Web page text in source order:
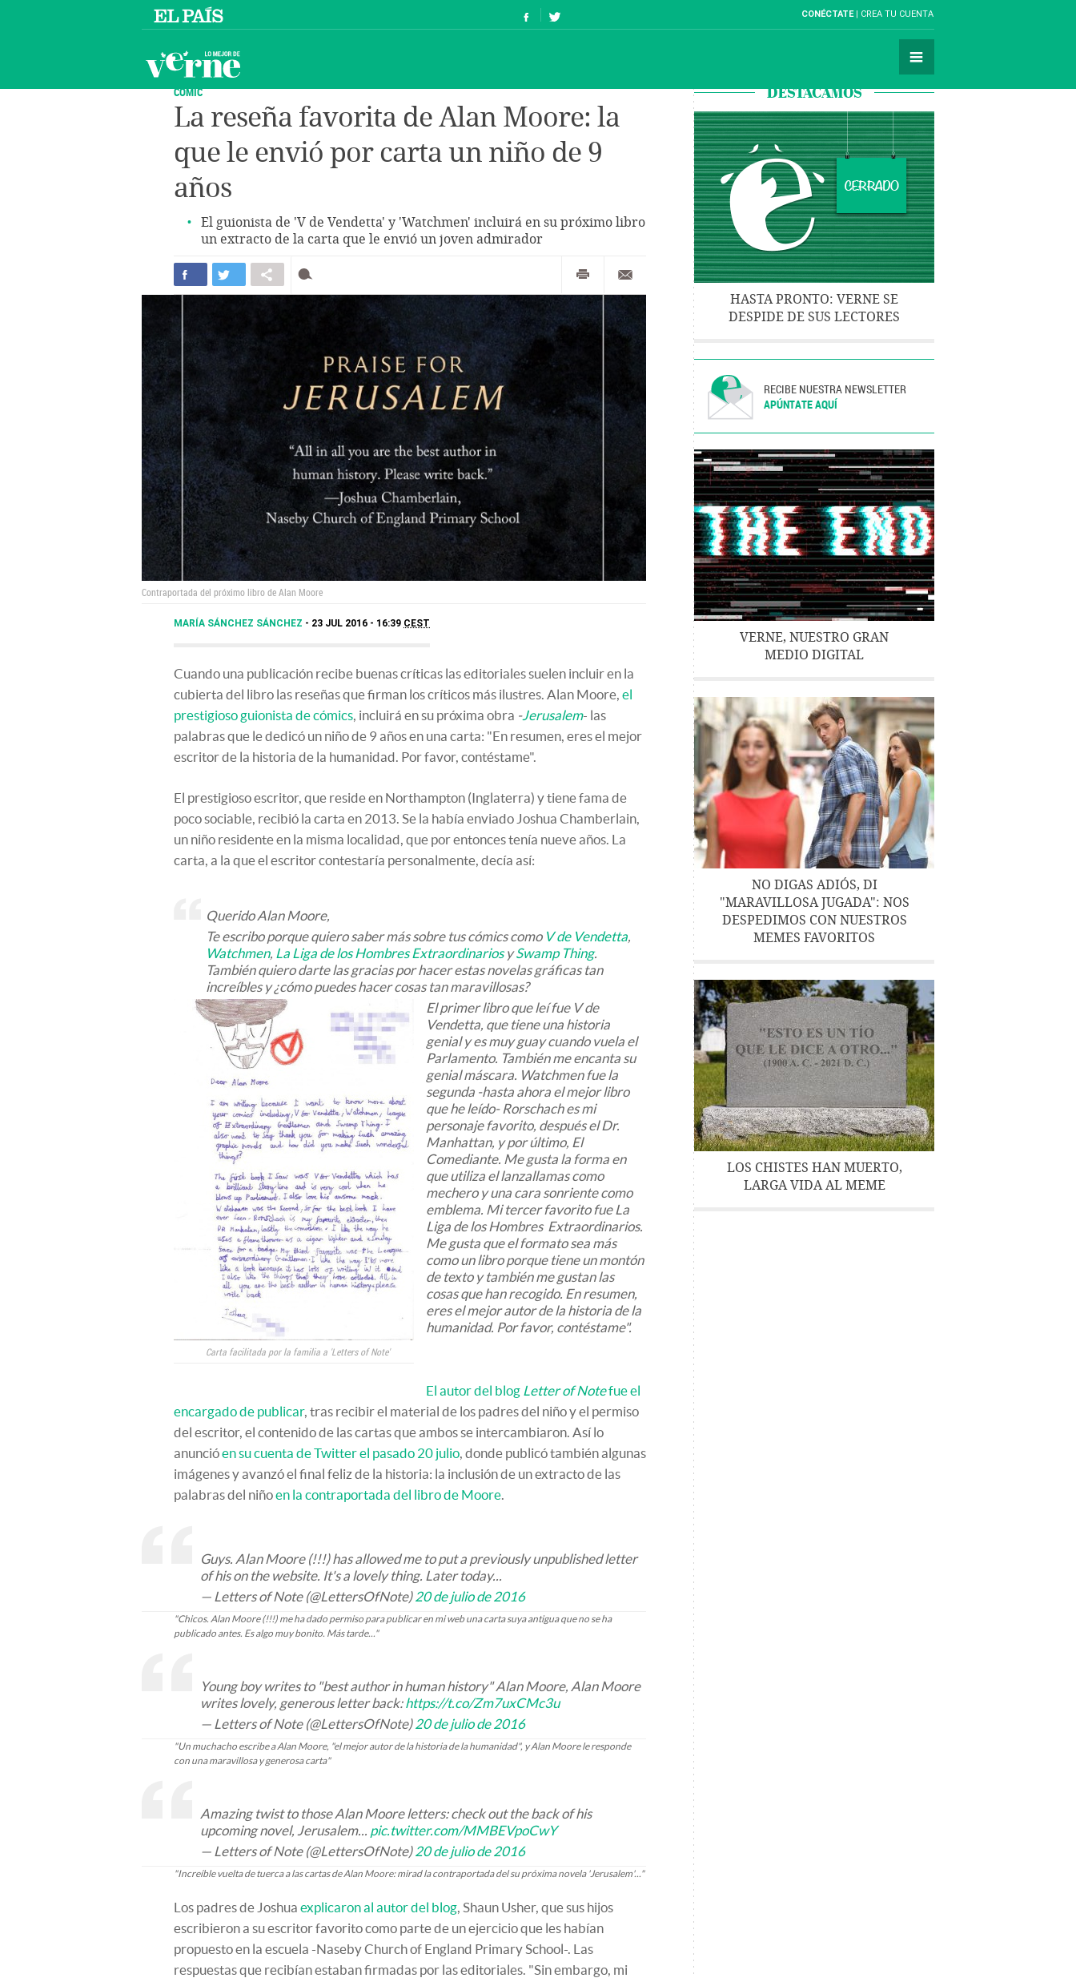
CONÉCTATE CREA TU CUENTA
CÓMIC
La reseña favorita de Alan Moore: la
que le envió por carta un niño de 9
años
El guionista de 'V de Vendetta' y 'Watchmen' incluirá en su próximo libro
un extracto de la carta que le envió un joven admirador
Contraportada del próximo libro de Alan Moore
MARÍA SÁNCHEZ SÁNCHEZ 23 JUL 2016 - 16:39 CEST
Cuando una publicación recibe buenas críticas las editoriales suelen incluir en la
cubierta del libro las reseñas que firman los críticos más ilustres. Alan Moore, el
prestigioso guionista de cómics, incluirá en su próxima obra -Jerusalem- las
palabras que le dedicó un niño de 9 años en una carta: "En resumen, eres el mejor
escritor de la historia de la humanidad. Por favor, contéstame".
El prestigioso escritor, que reside en Northampton (Inglaterra) y tiene fama de
poco sociable, recibió la carta en 2013. Se la había enviado Joshua Chamberlain,
un niño residente en la misma localidad, que por entonces tenía nueve años. La
carta, a la que el escritor contestaría personalmente, decía así:
Querido Alan Moore,
Te escribo porque quiero saber más sobre tus cómics como V de Vendetta,
Watchmen, La Liga de los Hombres ExtraordinariosySwamp Thing.
También quiero darte las gracias por hacer estas novelas gráficas tan
increíbles y ¿cómo puedes hacer cosas tan maravillosas?
Carta facilitada por la familia a 'Letters of Note'
El primer libro que leí fue V de
Vendetta, que tiene una historia
genial y es muy guay cuando vuela el
Parlamento. También me encanta su
genial máscara. Watchmenfue la
segunda -hasta ahora el mejor libro
que he leído- Rorschach es mi
personaje favorito, después el Dr.
Manhattan, y por último, El
Comediante. Me gusta la forma en
que utiliza el lanzallamas como
mechero y una cara sonriente como
emblema. Mi tercer favorito fue La
Liga de los Hombres Extraordinarios.
Me gusta que el formato sea más
como un libro porque tiene un montón
de texto y también me gustan las
cosas que han recogido. En resumen,
eres el mejor autor de la historia de la
humanidad. Por favor, contéstame".
El autor del blog Letter of Notefue el
encargado de publicar, tras recibir el material de los padres del niño y el permiso
del escritor, el contenido de las cartas que ambos se intercambiaron. Así lo
anuncióen su cuenta de Twitter el pasado 20 julio, donde publicó también algunas
imágenes y avanzó el final feliz de la historia: la inclusión de un extracto de las
palabras del niñoen la contraportada del libro de Moore.
Guys. Alan Moore (!!!) has allowed me to put a previously unpublished letter
of his on the website. It's a lovely thing. Later today...
— Letters of Note (@LettersOfNote)20 de julio de 2016
"Chicos. Alan Moore (!!!) me ha dado permiso para publicar en mi web una carta suya antigua que no se ha
publicado antes. Es algo muy bonito. Más tarde..."
Young boy writes to "best author in human history" Alan Moore, Alan Moore
writes lovely, generous letter back:https://t.co/Zm7uxCMc3u
— Letters of Note (@LettersOfNote)20 de julio de 2016
"Un muchacho escribe a Alan Moore, "el mejor autor de la historia de la humanidad", y Alan Moore le responde
con una maravillosa y generosa carta"
Amazing twist to those Alan Moore letters: check out the back of his
upcoming novel, Jerusalem... pic.twitter.com/MMBEVpoCwY
— Letters of Note (@LettersOfNote)20 de julio de 2016
"Increíble vuelta de tuerca a las cartas de Alan Moore: mirad la contraportada del su próxima novela 'Jerusalem'..."
Los padres de Joshua explicaron al autor del blog, Shaun Usher, que sus hijos
escribieron a su escritor favorito como parte de un ejercicio que les habían
propuesto en la escuela -Naseby Church of England Primary School-. Las
respuestas que recibían estaban firmadas por las editoriales. "Sin embargo, mi
DESTACAMOS
HASTA PRONTO: VERNE SE
DESPIDE DE SUS LECTORES
RECIBE NUESTRA NEWSLETTER
APÚNTATE AQUÍ
VERNE, NUESTRO GRAN
MEDIO DIGITAL
NO DIGAS ADIÓS, DI
"MARAVILLOSA JUGADA": NOS
DESPEDIMOS CON NUESTROS
MEMES FAVORITOS
LOS CHISTES HAN MUERTO,
LARGA VIDA AL MEME